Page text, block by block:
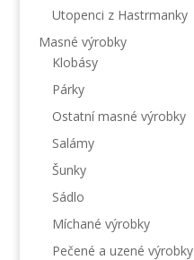
Utopenci z Hastrmanky
Masné výrobky
Klobásy
Párky
Ostatní masné výrobky
Salámy
Šunky
Sádlo
Míchané výrobky
Pečené a uzené výrobky